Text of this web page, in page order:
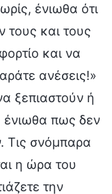
ένιωθα ότι
τους και τους
και να
ανέσεις!»
ξεπιαστούν ή
ένιωθα πως δεν
Τις σνόμπαρα
η ώρα του
την